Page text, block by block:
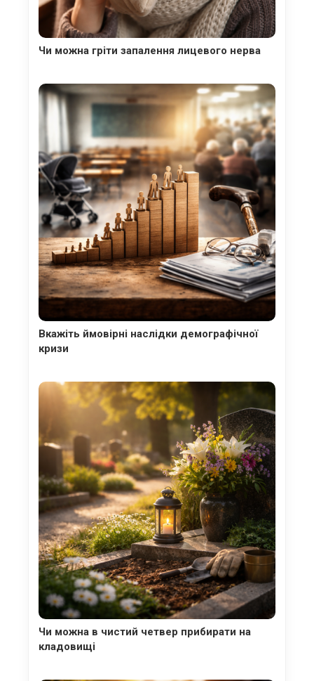
Чи можна гріти запалення лицевого нерва
Вкажіть ймовірні наслідки демографічної
кризи
Чи можна в чистий четвер прибирати на
кладовищі